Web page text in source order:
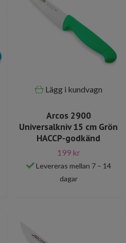
Lägg i kundvagn
Arcos 2900
Universalkniv 15 cm Grön
HACCP-godkänd
199 kr
Levereras mellan 7 – 14
dagar